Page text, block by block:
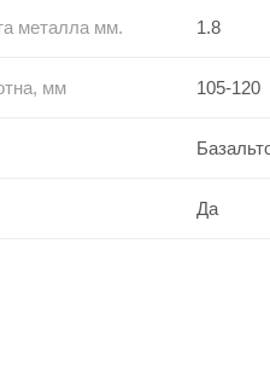
металла мм. 1.8
мм 105-120
Да